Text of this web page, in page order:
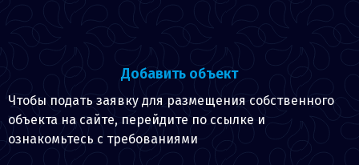
Добавить объект
Чтобы подать заявку для размещения собственного
объекта на сайте, перейдите по ссылке и
ознакомьтесь с требованиями